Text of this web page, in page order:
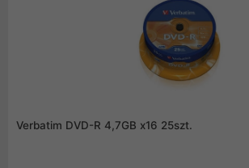
Verbatim DVD-R 4,7GB x16 25szt.